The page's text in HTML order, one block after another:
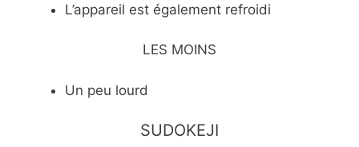
L’appareil est également refroidi
LES MOINS
Un peu lourd
SUDOKEJI